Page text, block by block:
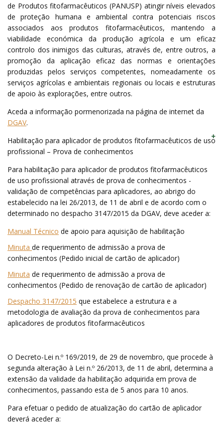
de Produtos fitofarmacêuticos (PANUSP) atingir níveis elevados
de proteção humana e ambiental contra potenciais riscos
associados aos produtos fitofarmacêuticos, mantendo a
viabilidade económica da produção agrícola e um eficaz
controlo dos inimigos das culturas, através de, entre outros, a
promoção da aplicação eficaz das normas e orientações
produzidas pelos serviços competentes, nomeadamente os
serviços agrícolas e ambientais regionais ou locais e estruturas
de apoio às explorações, entre outros.
Aceda a informação pormenorizada na página de internet da
DGAV.
Habilitação para aplicador de produtos fitofarmacêuticos de uso
profissional – Prova de conhecimentos
Para habilitação para aplicador de produtos fitofarmacêuticos
de uso profissional através de prova de conhecimentos -
validação de competências para aplicadores, ao abrigo do
estabelecido na lei 26/2013, de 11 de abril e de acordo com o
determinado no despacho 3147/2015 da DGAV, deve aceder a:
Manual Técnico de apoio para aquisição de habilitação
Minuta de requerimento de admissão a prova de
conhecimentos (Pedido inicial de cartão de aplicador)
Minuta de requerimento de admissão a prova de
conhecimentos (Pedido de renovação de cartão de aplicador)
Despacho 3147/2015 que estabelece a estrutura e a
metodologia de avaliação da prova de conhecimentos para
aplicadores de produtos fitofarmacêuticos
O Decreto-Lei n.º 169/2019, de 29 de novembro, que procede à
segunda alteração à Lei n.º 26/2013, de 11 de abril, determina a
extensão da validade da habilitação adquirida em prova de
conhecimentos, passando esta de 5 anos para 10 anos.
Para efetuar o pedido de atualização do cartão de aplicador
deverá aceder a: